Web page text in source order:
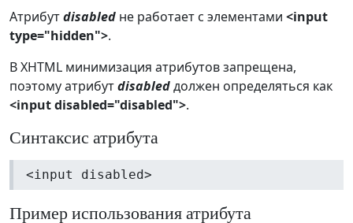
Атрибутdisabled не работает с элементами <input
type="hidden">.
В XHTML минимизация атрибутов запрещена,
поэтому атрибутdisabledдолжен определяться как
<input disabled="disabled">.
Синтаксис атрибута
<input disabled>
Пример использования атрибута